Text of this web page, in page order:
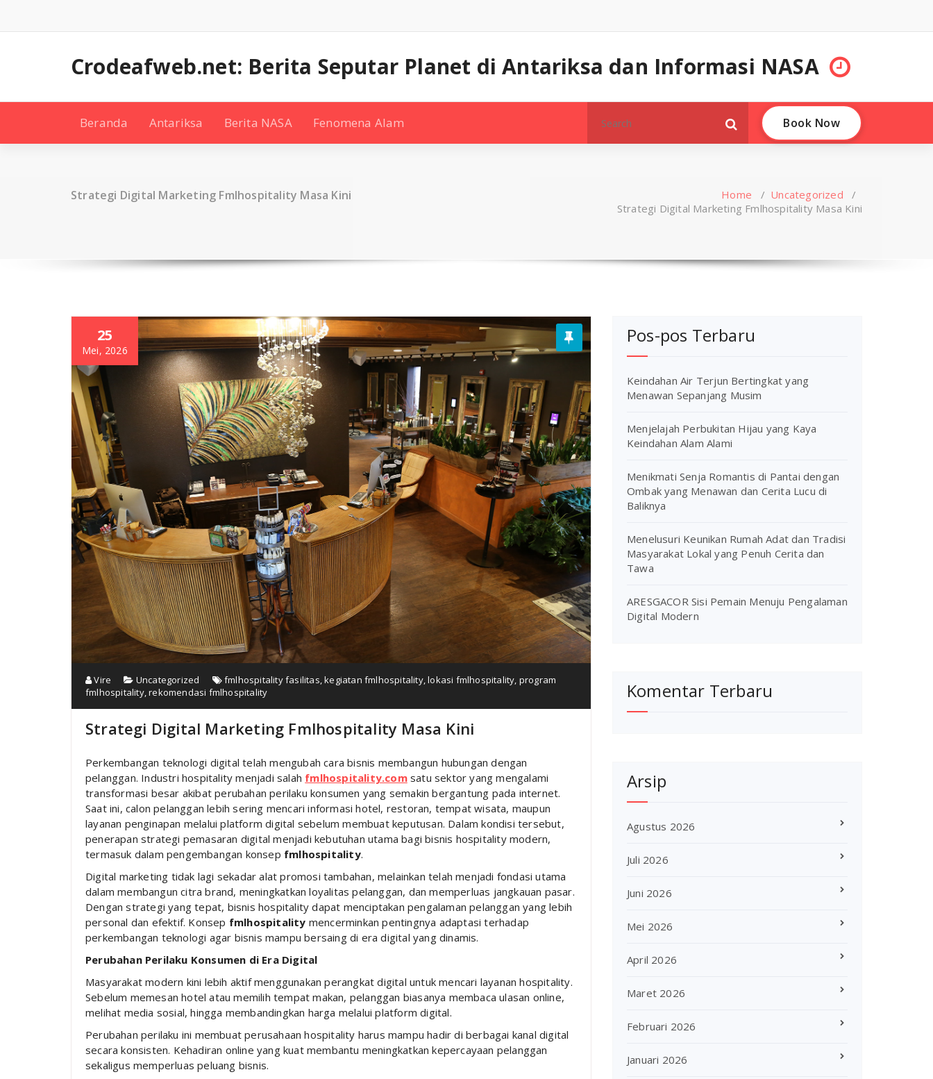
content
Crodeafweb.net: Berita Seputar Planet di Antariksa dan Informasi NASA
Beranda Antariksa Berita NASA Fenomena Alam
for:
Book Now
Strategi Digital Marketing Fmlhospitality Masa Kini Home / Uncategorized /
Strategi Digital Marketing Fmlhospitality Masa Kini
25
Mei, 2026
Vire Uncategorized fmlhospitality fasilitas,kegiatan fmlhospitality,lokasi fmlhospitality, program
fmlhospitality,rekomendasi fmlhospitality
Strategi Digital Marketing Fmlhospitality Masa Kini
Perkembangan teknologi digital telah mengubah cara bisnis membangun hubungan dengan
pelanggan. Industri hospitality menjadi salah fmlhospitality.comsatu sektor yang mengalami
transformasi besar akibat perubahan perilaku konsumen yang semakin bergantung pada internet.
Saat ini, calon pelanggan lebih sering mencari informasi hotel, restoran, tempat wisata, maupun
layanan penginapan melalui platform digital sebelum membuat keputusan. Dalam kondisi tersebut,
penerapan strategi pemasaran digital menjadi kebutuhan utama bagi bisnis hospitality modern,
termasuk dalam pengembangan konsep fmlhospitality.
Digital marketing tidak lagi sekadar alat promosi tambahan, melainkan telah menjadi fondasi utama
dalam membangun citra brand, meningkatkan loyalitas pelanggan, dan memperluas jangkauan pasar.
Dengan strategi yang tepat, bisnis hospitality dapat menciptakan pengalaman pelanggan yang lebih
personal dan efektif. Konsep fmlhospitality mencerminkan pentingnya adaptasi terhadap
perkembangan teknologi agar bisnis mampu bersaing di era digital yang dinamis.
Perubahan Perilaku Konsumen di Era Digital
Masyarakat modern kini lebih aktif menggunakan perangkat digital untuk mencari layanan hospitality.
Sebelum memesan hotel atau memilih tempat makan, pelanggan biasanya membaca ulasan online,
melihat media sosial, hingga membandingkan harga melalui platform digital.
Perubahan perilaku ini membuat perusahaan hospitality harus mampu hadir di berbagai kanal digital
secara konsisten. Kehadiran online yang kuat membantu meningkatkan kepercayaan pelanggan
sekaligus memperluas peluang bisnis.
Pos-pos Terbaru
Keindahan Air Terjun Bertingkat yang
Menawan Sepanjang Musim
Menjelajah Perbukitan Hijau yang Kaya
Keindahan Alam Alami
Menikmati Senja Romantis di Pantai dengan
Ombak yang Menawan dan Cerita Lucu di
Baliknya
Menelusuri Keunikan Rumah Adat dan Tradisi
Masyarakat Lokal yang Penuh Cerita dan
Tawa
ARESGACOR Sisi Pemain Menuju Pengalaman
Digital Modern
Komentar Terbaru
Arsip
Agustus 2026
Juli 2026
Juni 2026
Mei 2026
April 2026
Maret 2026
Februari 2026
Januari 2026